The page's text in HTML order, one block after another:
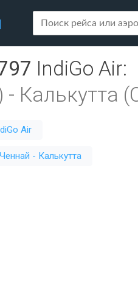
IndiGo Air:
- Калькутта
Air
Ченнай - Калькутта